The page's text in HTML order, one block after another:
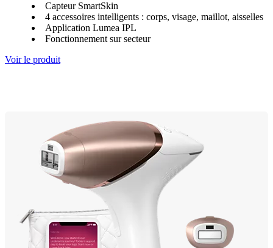
Capteur SmartSkin
4 accessoires intelligents : corps, visage, maillot, aisselles
Application Lumea IPL
Fonctionnement sur secteur
Voir le produit